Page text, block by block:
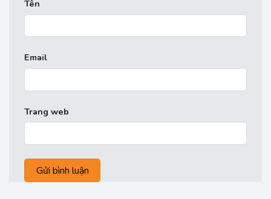
Tên
Email
Trang web